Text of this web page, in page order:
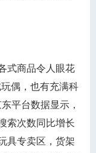
式商品令人眼花
偶，也有充满科
平台数据显示，
索次数同比增长
具专卖区，货架